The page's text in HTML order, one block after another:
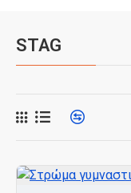
STAG